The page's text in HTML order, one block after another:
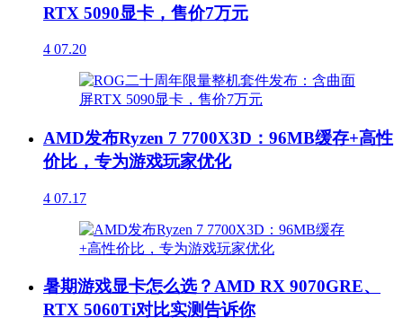
RTX 5090显卡，售价7万元
4 07.20
AMD发布Ryzen 7 7700X3D：96MB缓存+高性
价比，专为游戏玩家优化
4 07.17
暑期游戏显卡怎么选？AMD RX 9070GRE、
RTX 5060Ti对比实测告诉你